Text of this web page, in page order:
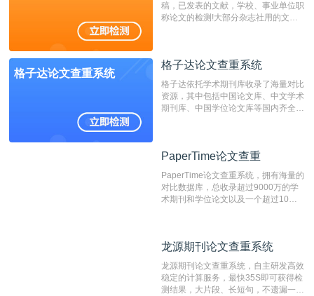
稿，已发表的文献，学校、事业单位职
称论文的检测!大部分杂志社用的文献
编辑部检测来稿和已发表的文献,检测
测时注意填写第一作者,才能排除已发
表文献复制比。（限制字符数1万）
格子达论文查重系统
格子达论文查重系统
格子达依托学术期刊库收录了海量对比
资源，其中包括中国论文库、中文学术
期刊库、中国学位论文库等国内齐全的
系统，可检测中文、英文两种语言的论
PaperTime论文查重
PaperTime论文查重系统，拥有海量的
对比数据库，总收录超过9000万的学
术期刊和学位论文以及一个超过10亿
对，利用指纹索引快速而精准地在云检
有相似的片段，该项技术检测速度快、
准确率高，市场反映良好。
龙源期刊论文查重系统
龙源期刊论文查重系统，自主研发高效
稳定的计算服务，最快35S即可获得检
测结果，大片段、长短句，不遗漏一处